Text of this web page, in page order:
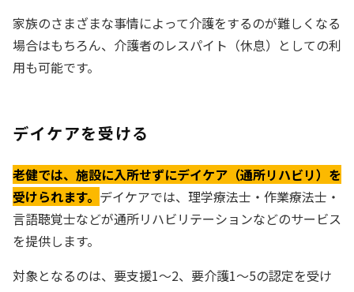
家族のさまざまな事情によって介護をするのが難しくなる
場合はもちろん、介護者のレスパイト（休息）としての利
用も可能です。
デイケアを受ける
老健では、施設に入所せずにデイケア（通所リハビリ）を
受けられます。 デイケアでは、理学療法士・作業療法士・
言語聴覚士などが通所リハビリテーションなどのサービス
を提供します。
対象となるのは、要支援1〜2、要介護1〜5の認定を受け